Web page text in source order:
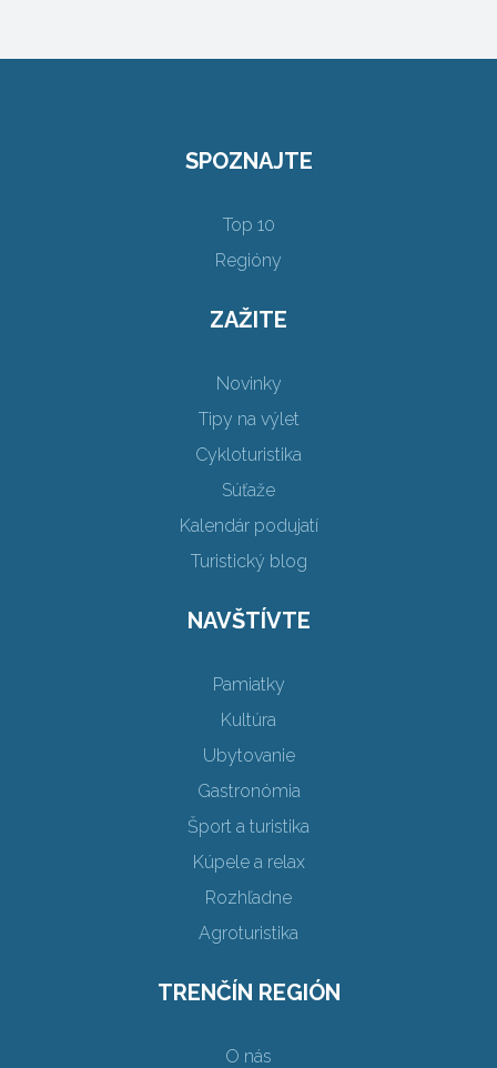
SPOZNAJTE
Top 10
Regióny
ZAŽITE
Novinky
Tipy na výlet
Cykloturistika
Súťaže
Kalendár podujatí
Turistický blog
NAVŠTÍVTE
Pamiatky
Kultúra
Ubytovanie
Gastronómia
Šport a turistika
Kúpele a relax
Rozhľadne
Agroturistika
TRENČÍN REGIÓN
O nás